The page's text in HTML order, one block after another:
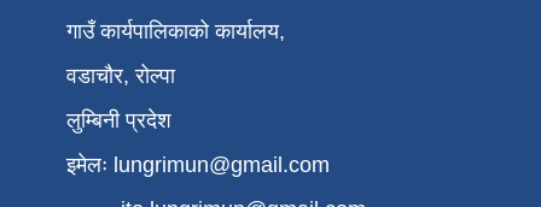
गाउँ कार्यपालिकाको कार्यालय,
वडाचौर, रोल्पा
लुम्बिनी प्रदेश
इमेलः lungrimun@gmail.com